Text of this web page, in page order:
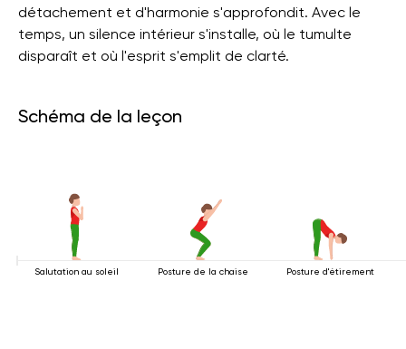
détachement et d'harmonie s'approfondit. Avec le
temps, un silence intérieur s'installe, où le tumulte
disparaît et où l'esprit s'emplit de clarté.
Schéma de la leçon
Salutation au soleil Posture de la chaise Posture d'étirement